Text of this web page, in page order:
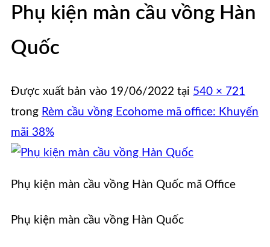
Phụ kiện màn cầu vồng Hàn
Quốc
Được xuất bản vào 19/06/2022 tại 540 × 721
trong Rèm cầu vồng Ecohome mã office: Khuyến
mãi 38%
Phụ kiện màn cầu vồng Hàn Quốc mã Office
Phụ kiện màn cầu vồng Hàn Quốc